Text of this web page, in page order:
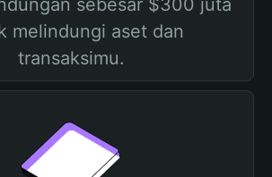
sebesar $300 juta
melindungi aset dan
transaksimu.